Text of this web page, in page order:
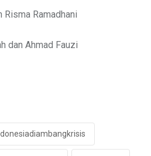
Risma Ramadhani
dan Ahmad Fauzi